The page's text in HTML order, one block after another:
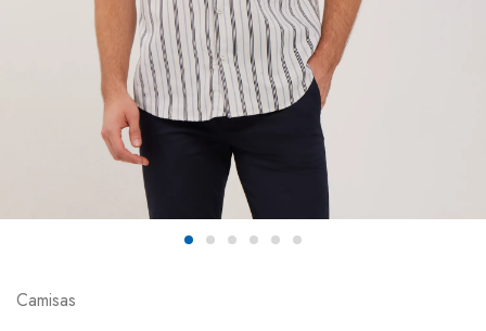
Camisas